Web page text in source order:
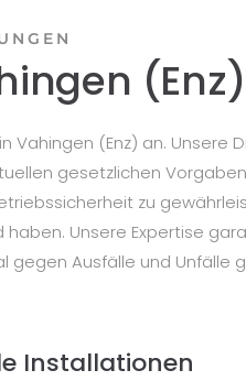
(Enz)
(Enz) an. Unsere
gesetzlichen
zu
Unsere Expertise
Ausfälle und Unfälle
Installationen